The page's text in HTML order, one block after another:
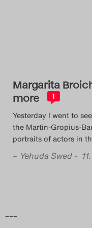
Das
Das
Margarita
more
1
Yesterday I went to
the Martin-Gropius-
portraits of actors in
– Yehuda Swed •
–––